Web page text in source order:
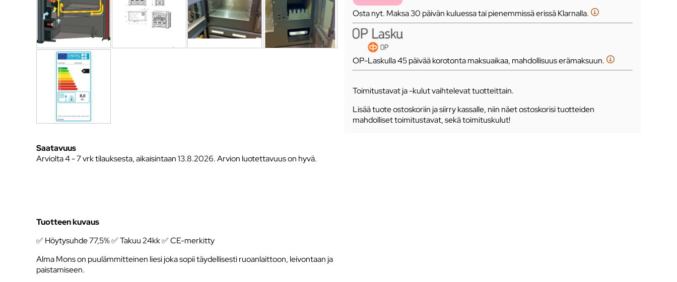
Osta nyt. Maksa 30 päivän kuluessa tai pienemmissä erissä Klarnalla.
OP-Laskulla 45 päivää korotonta maksuaikaa, mahdollisuus erämaksuun.
Toimitustavat ja -kulut vaihtelevat tuotteittain.
Lisää tuote ostoskoriin ja siirry kassalle, niin näet ostoskorisi tuotteiden
mahdolliset toimitustavat, sekä toimituskulut!
Saatavuus
Arviolta4 - 7 vrk tilauksesta, aikaisintaan 13.8.2026.Arvion luotettavuus on hyvä.
Tuotteen kuvaus
✅ Höytysuhde 77,5% ✅ Takuu 24kk ✅ CE-merkitty
Alma Mons on puulämmitteinen liesi joka sopii täydellisesti ruoanlaittoon, leivontaan ja
paistamiseen.